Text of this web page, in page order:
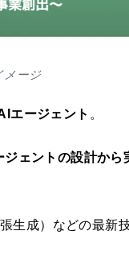
メージ
エージェント 。
ェントの設計から
生成）などの最新